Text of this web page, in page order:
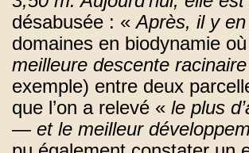
désabusée : «Après, il y
domaines en biodynamie
meilleure descente racinaire
exemple) entre deux
que l’on a relevé « le plus
— et le meilleur